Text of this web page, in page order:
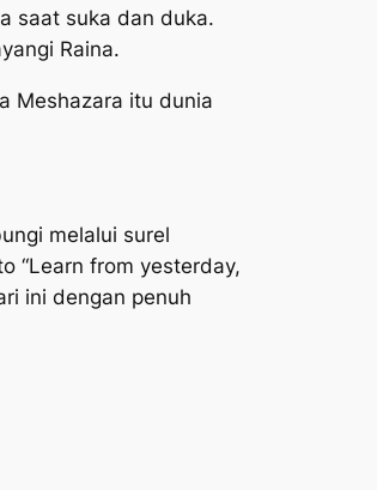
saat suka dan duka.
Raina.
itu dunia
melalui surel
“Learn from yesterday,
ini dengan penuh